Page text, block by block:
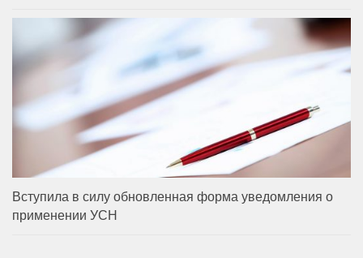
Вступила в силу обновленная форма уведомления о
применении УСН